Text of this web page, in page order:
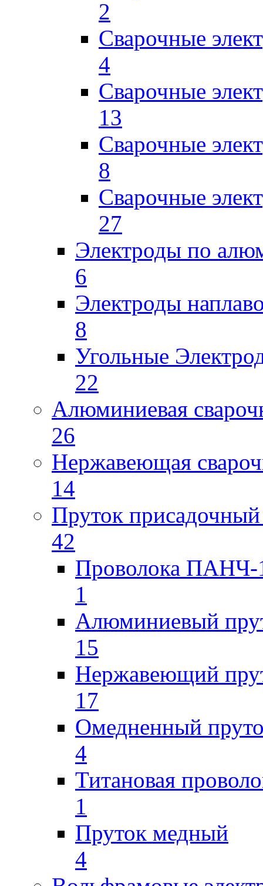
2
Сварочные
4
Сварочные
13
Сварочные
8
Сварочные
27
Электроды по
6
Электроды
8
Угольные
22
Алюминиевая
26
Нержавеющая
14
Пруток
42
Проволока ПАНЧ-
1
Алюминиевый
15
Нержавеющий
17
Омедненный
4
Титановая
1
Пруток медный
4